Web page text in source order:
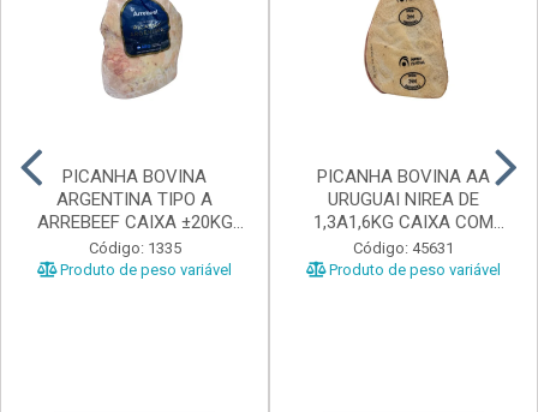
PICANHA BOVINA
ARGENTINA TIPO A
ARREBEEF CAIXA ±20KG
PEÇAS 1...
Código: 1335
Produto de peso variável
PICANHA BOVINA AA
URUGUAI NIREA DE
1,3A1,6KG CAIXA COM
±15KG
Código: 45631
Produto de peso variável